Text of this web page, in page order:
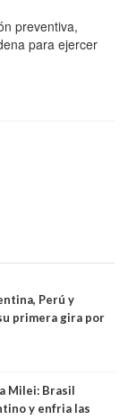
preventiva,
para ejercer
Perú y
primera gira por
Milei: Brasil
y enfria las